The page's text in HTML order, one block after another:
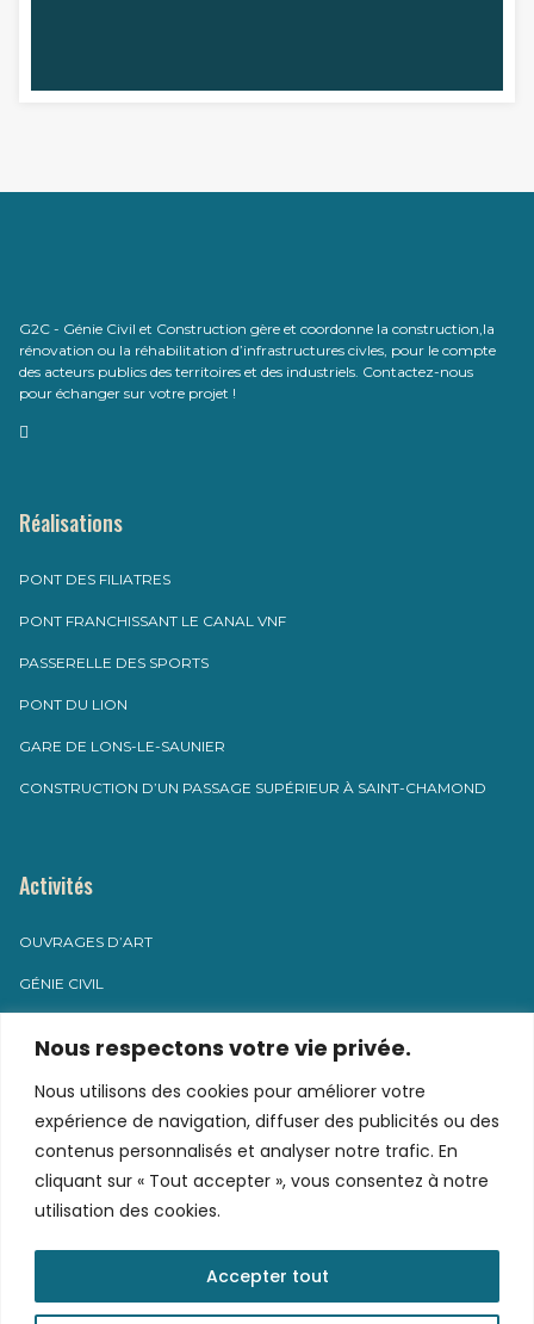
Nous respectons votre vie privée.
Nous utilisons des cookies pour améliorer votre
expérience de navigation, diffuser des publicités ou des
contenus personnalisés et analyser notre trafic. En
cliquant sur « Tout accepter », vous consentez à notre
utilisation des cookies.
Accepter tout
G2C - Génie Civil et Construction gère et coordonne la construction,la
rénovation ou la réhabilitation d’infrastructures civles, pour le compte
des acteurs publics des territoires et des industriels. Contactez-nous
pour échanger sur votre projet !
Réalisations
PONT DES FILIATRES
PONT FRANCHISSANT LE CANAL VNF
PASSERELLE DES SPORTS
PONT DU LION
GARE DE LONS-LE-SAUNIER
CONSTRUCTION D’UN PASSAGE SUPÉRIEUR À SAINT-CHAMOND
Activités
OUVRAGES D’ART
GÉNIE CIVIL
Contact
8 rue du pressoir
71 800 VARENNES-SOUS-DUN
04 12 06 00 40